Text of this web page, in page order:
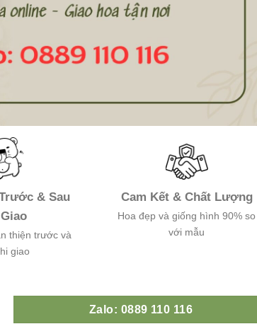
& Sau
thiện trước và
giao
Cam Kết & Chất Lượng
Hoa đẹp và giống hình 90% so
với mẫu
Zalo: 0889 110 116